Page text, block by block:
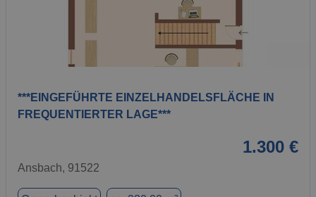
***EINGEFÜHRTE EINZELHANDELSFLÄCHE IN
FREQUENTIERTER LAGE***
1.300 €
Ansbach, 91522